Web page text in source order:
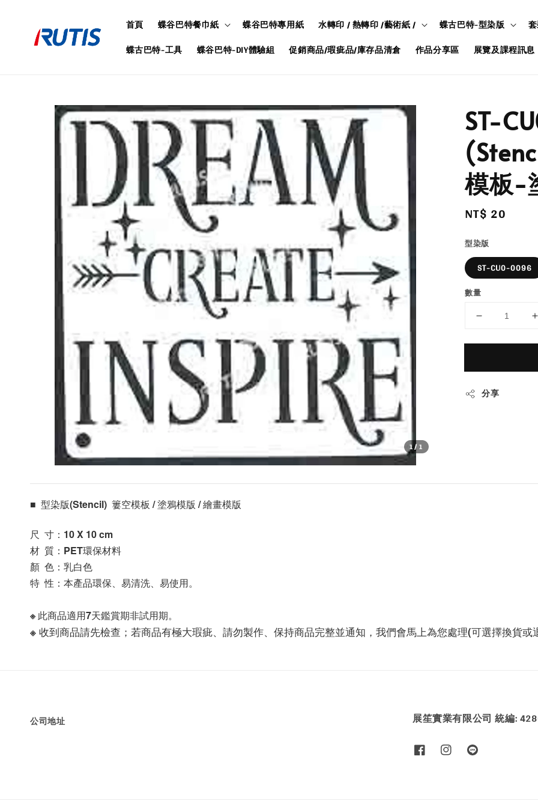
首頁 蝶谷巴特餐巾紙 蝶谷巴特專用紙 水轉印 / 熱轉印 /藝術紙 / 蝶古巴特-型染版
蝶古巴特-工具
蝶谷巴特-DIY體驗組 促銷商品/瑕疵品/庫存品清倉 作品分享區 展覽及課程訊息
1/1
ST-
模板-
Regular
NT$ 20
型染版
ST-CU0-0096
數量
分享
■  型染版(Stencil)  簍空模板 / 塗鴉模版 / 繪畫模版
尺  寸：10 X 10 cm
材  質：PET環保材料
顏  色：乳白色
特  性：本產品環保、易清洗、易使用。
※ 此商品適用7天鑑賞期非試用期。
※ 收到商品請先檢查；若商品有極大瑕疵、請勿製作、保持商品完整並通知，我們會馬上為您處理(可選擇換貨或
公司地址 展笙實業有限公司 統編: